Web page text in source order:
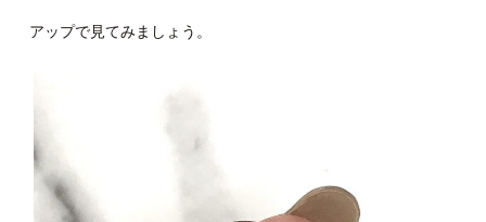
アップで見てみましょう。